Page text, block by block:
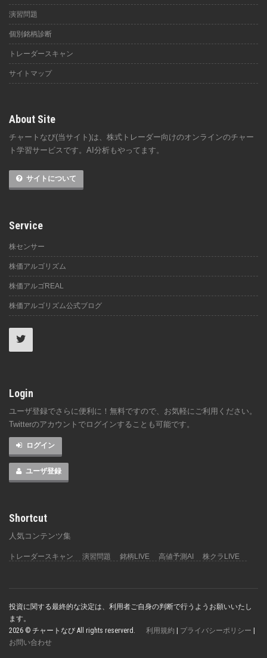
演習問題
個別銘柄診断
トレーダースキャン
サイトマップ
About Site
チャートなび(当サイト)は、株式トレーダー向けのオンラインのチャー
ト学習サービスです。AI分析もやってます。
サイトについて
Service
株センサー
株価アルゴリズム
株価アルゴREAL
株価アルゴリズム公式ブログ
Login
ユーザ登録でさらに便利に！無料ですので、お気軽にご利用ください。
Twitterのアカウントでログインすることも可能です。
ログイン
ユーザ登録
Shortcut
人気コンテンツ集
トレーダースキャン 演習問題 銘柄LIVE 高値予測AI 株クラLIVE
投資に関する最終的な決定は、利用者ご自身の判断で行うようお願いいたし
ます。
2026 © チャートなび All rights reserverd. 利用規約 プライバシーポリシー
お問い合わせ